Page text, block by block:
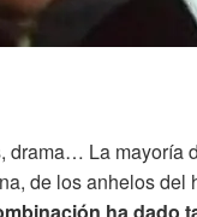
drama… La mayoría
de los anhelos del